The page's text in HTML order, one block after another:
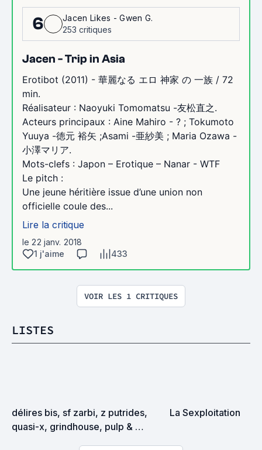
6
Jacen Likes - Gwen G.
253 critiques
Jacen - Trip in Asia
Erotibot (2011) - 華麗なる エロ 神家 の 一族 / 72
min.
Réalisateur : Naoyuki Tomomatsu -友松直之.
Acteurs principaux : Aine Mahiro - ? ; Tokumoto
Yuuya -徳元 裕矢 ;Asami -亜紗美 ; Maria Ozawa -
小澤マリア.
Mots-clefs : Japon – Erotique – Nanar - WTF
Le pitch :
Une jeune héritière issue d’une union non
officielle coule des...
Lire la critique
le 22 janv. 2018
1 j'aime
433
VOIR LES 1 CRITIQUES
LISTES
délires bis, sf zarbi, z putrides,
quasi-x, grindhouse, pulp &
La Sexploitation